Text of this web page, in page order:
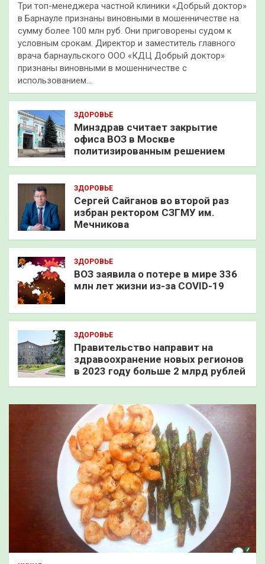
Три топ-менеджера частной клиники «Добрый доктор»
в Барнауле признаны виновными в мошенничестве на
сумму более 100 млн руб. Они приговорены судом к
условным срокам. Директор и заместитель главного
врача барнаульского ООО «КДЦ Добрый доктор»
признаны виновными в мошенничестве с
использованием…
ЗДОРОВЬЕ
Минздрав считает закрытие
офиса ВОЗ в Москве
политизированным решением
ЗДОРОВЬЕ
Сергей Сайганов во второй раз
избран ректором СЗГМУ им.
Мечникова
ЗДОРОВЬЕ
ВОЗ заявила о потере в мире 336
млн лет жизни из-за COVID-19
ЗДОРОВЬЕ
Правительство направит на
здравоохранение новых регионов
в 2023 году больше 2 млрд рублей